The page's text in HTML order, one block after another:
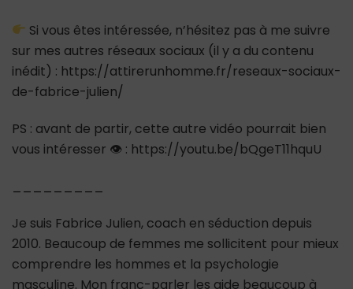
Si vous êtes intéressée, n’hésitez pas à me suivre
sur mes autres réseaux sociaux (il y a du contenu
inédit) : https://attirerunhomme.fr/reseaux-sociaux-
de-fabrice-julien/
PS : avant de partir, cette autre vidéo pourrait bien
vous intéresser 👁 : https://youtu.be/bQgeT11hquU
Je suis Fabrice Julien, coach en séduction depuis
2010. Beaucoup de femmes me sollicitent pour mieux
comprendre les hommes et la psychologie
masculine. Mon franc-parler les aide beaucoup à